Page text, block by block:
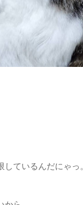
ているんだにゃっ。